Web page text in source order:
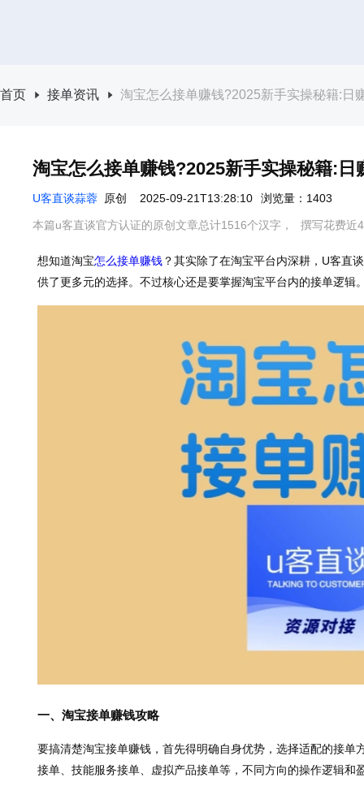
首页 接单资讯 淘宝怎么接单赚钱?2025新手实操秘籍:日
淘宝怎么接单赚钱?2025新手实操秘籍:日
U客直谈蒜蓉 原创 2025-09-21T13:28:10 浏览量：1403
本篇u客直谈官方认证的原创文章总计1516个汉字， 撰写花费近
想知道淘宝怎么接单赚钱 ？其实除了在淘宝平台内深耕，U客直
供了更多元的选择。不过核心还是要掌握淘宝平台内的接单逻辑
一、淘宝接单赚钱攻略
要搞清楚淘宝接单赚钱，首先得明确自身优势，选择适配的接单
接单、技能服务接单、虚拟产品接单等，不同方向的操作逻辑和